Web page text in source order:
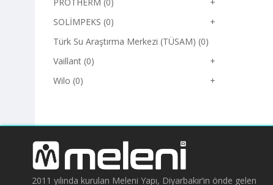
PROTHERM (0)
+
SOLİMPEKS (0)
+
Türk Su Araştırma Merkezi (TÜSAM) (0)
Vaillant (0)
+
Wilo (0)
+
2011 yılında kurulan Meleni Yapı, Diyarbakır’ın önde gelen